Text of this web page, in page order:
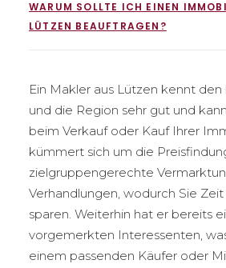
WARUM SOLLTE ICH EINEN
LÜTZEN BEAUFTRAGEN?
Ein Makler aus Lützen kennt
und die Region sehr gut und
beim Verkauf oder Kauf Ihrer
kümmert sich um die
zielgruppengerechte
Verhandlungen, wodurch Sie
sparen. Weiterhin hat er bereits
vorgemerkten Interessenten,
einem passenden Käufer oder